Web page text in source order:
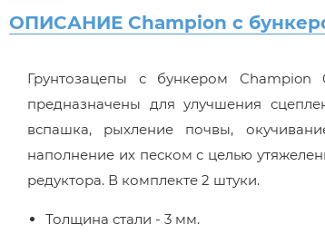
ОПИСАНИЕ Champion с
Грунтозацепы с бункером
предназначены для улучшения
вспашка, рыхление почвы,
наполнение их песком с целью
редуктора. В комплекте 2 штуки.
Толщина стали - 3 мм.